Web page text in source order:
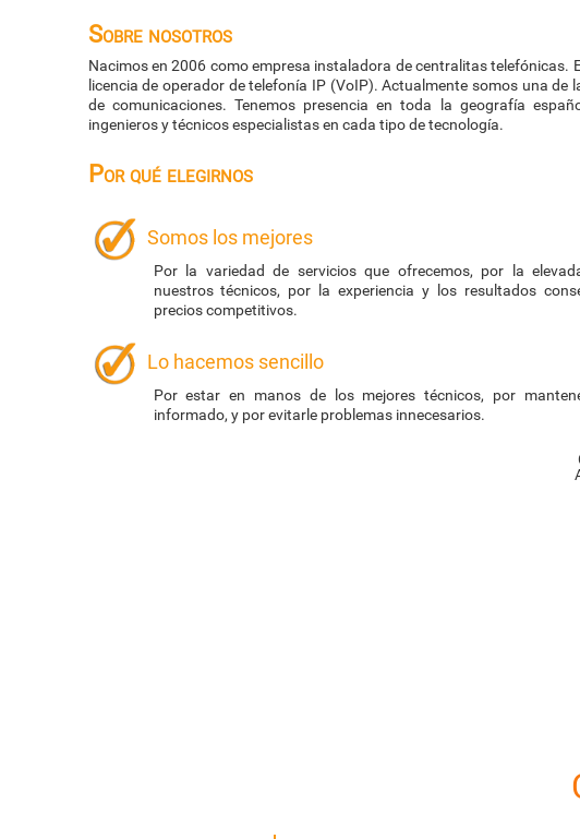
Sobre nosotros
Nacimos en 2006 como empresa instaladora de centralitas telefónicas.
licencia de operador de telefonía IP (VoIP). Actualmente somos una de
de comunicaciones. Tenemos presencia en toda la geografía
ingenieros y técnicos especialistas en cada tipo de tecnología.
Por qué elegirnos
Somos los mejores
Por la variedad de servicios que ofrecemos, por la
nuestros técnicos, por la experiencia y los resultados
precios competitivos.
Lo hacemos sencillo
Por estar en manos de los mejores técnicos, por
informado, y por evitarle problemas innecesarios.